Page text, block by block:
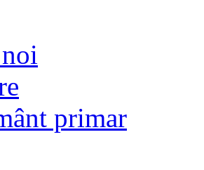
primar